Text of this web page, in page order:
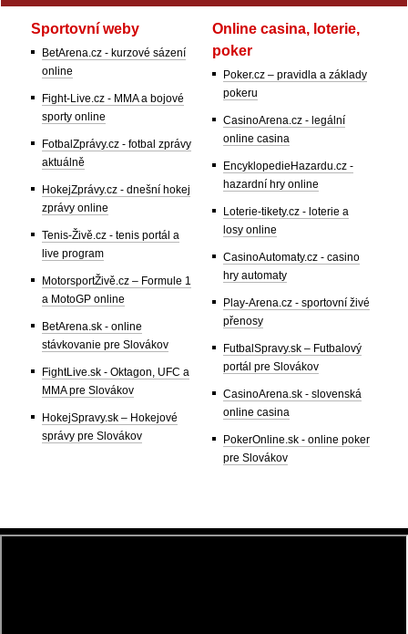
Sportovní weby
BetArena.cz - kurzové sázení
online
Fight-Live.cz - MMA a bojové
sporty online
FotbalZprávy.cz - fotbal zprávy
aktuálně
HokejZprávy.cz - dnešní hokej
zprávy online
Tenis-Živě.cz - tenis portál a
live program
MotorsportŽivě.cz – Formule 1
a MotoGP online
BetArena.sk - online
stávkovanie pre Slovákov
FightLive.sk - Oktagon, UFC a
MMA pre Slovákov
HokejSpravy.sk – Hokejové
správy pre Slovákov
Online casina, loterie,
poker
Poker.cz – pravidla a základy
pokeru
CasinoArena.cz - legální
online casina
EncyklopedieHazardu.cz -
hazardní hry online
Loterie-tikety.cz - loterie a
losy online
CasinoAutomaty.cz - casino
hry automaty
Play-Arena.cz - sportovní živé
přenosy
FutbalSpravy.sk – Futbalový
portál pre Slovákov
CasinoArena.sk - slovenská
online casina
PokerOnline.sk - online poker
pre Slovákov